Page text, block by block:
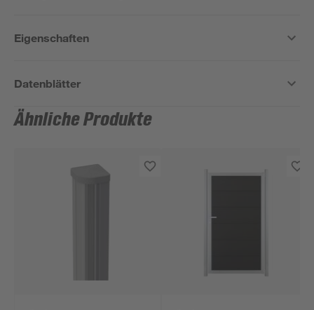
Eigenschaften
Datenblätter
Ähnliche Produkte